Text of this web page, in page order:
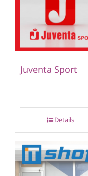
Juventa Sport
Details